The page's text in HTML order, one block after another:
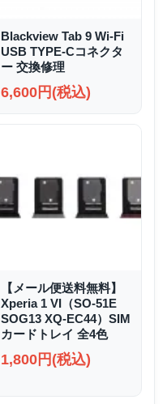
Blackview Tab 9 Wi-Fi
USB TYPE-Cコネクタ
ー 交換修理
6,600円(税込)
【メール便送料無料】
Xperia 1 VI（SO-51E
SOG13 XQ-EC44）SIM
カードトレイ 全4色
1,800円(税込)